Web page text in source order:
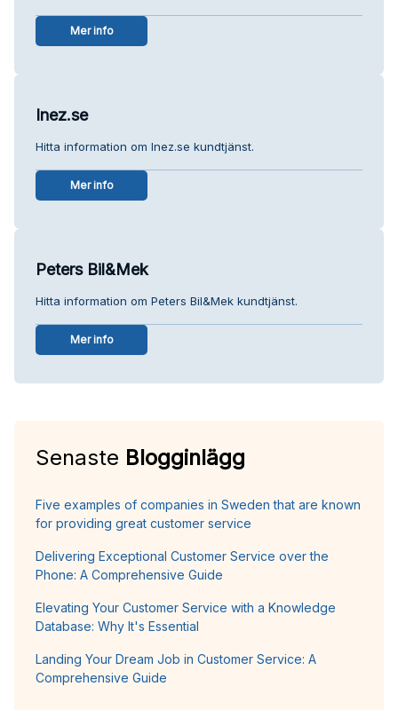
Mer info
Inez.se
Hitta information om Inez.se kundtjänst.
Mer info
Peters Bil&Mek
Hitta information om Peters Bil&Mek kundtjänst.
Mer info
Senaste Blogginlägg
Five examples of companies in Sweden that are known
for providing great customer service
Delivering Exceptional Customer Service over the
Phone: A Comprehensive Guide
Elevating Your Customer Service with a Knowledge
Database: Why It's Essential
Landing Your Dream Job in Customer Service: A
Comprehensive Guide